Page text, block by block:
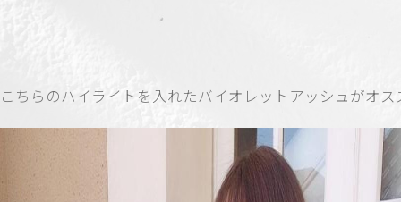
こちらのハイライトを入れたバイオレットアッシュがオス